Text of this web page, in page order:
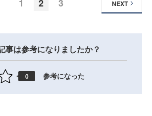
1 2 3 NEXT
事は参考になりましたか？
0 参考になった